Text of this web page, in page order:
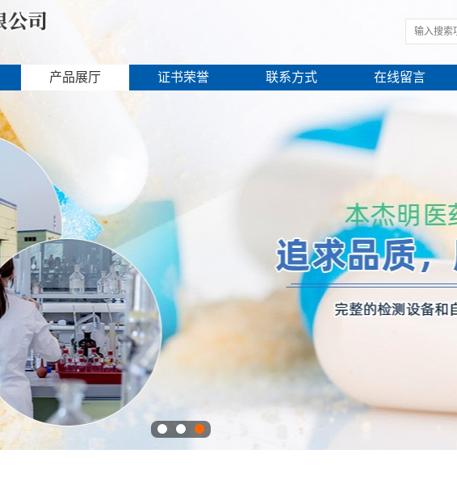
产品展厅 证书荣誉 联系方式 在线留言